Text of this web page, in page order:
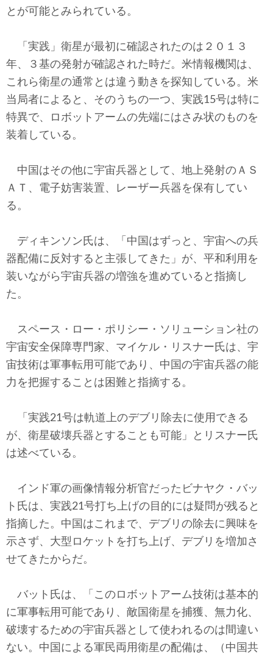
とが可能とみられている。
「実践」衛星が最初に確認されたのは２０１３
年、３基の発射が確認された時だ。米情報機関は、
これら衛星の通常とは違う動きを探知している。米
当局者によると、そのうちの一つ、実践15号は特に
特異で、ロボットアームの先端にはさみ状のものを
装着している。
中国はその他に宇宙兵器として、地上発射のＡＳ
ＡＴ、電子妨害装置、レーザー兵器を保有してい
る。
ディキンソン氏は、「中国はずっと、宇宙への兵
器配備に反対すると主張してきた」が、平和利用を
装いながら宇宙兵器の増強を進めていると指摘し
た。
スペース・ロー・ポリシー・ソリューション社の
宇宙安全保障専門家、マイケル・リスナー氏は、宇
宙技術は軍事転用可能であり、中国の宇宙兵器の能
力を把握することは困難と指摘する。
「実践21号は軌道上のデブリ除去に使用できる
が、衛星破壊兵器とすることも可能」とリスナー氏
は述べている。
インド軍の画像情報分析官だったビナヤク・バッ
ト氏は、実践21号打ち上げの目的には疑問が残ると
指摘した。中国はこれまで、デブリの除去に興味を
示さず、大型ロケットを打ち上げ、デブリを増加さ
せてきたからだ。
バット氏は、「このロボットアーム技術は基本的
に軍事転用可能であり、敵国衛星を捕獲、無力化、
破壊するための宇宙兵器として使われるのは間違い
ない。中国による軍民両用衛星の配備は、（中国共